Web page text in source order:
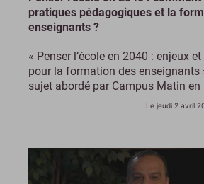
pratiques pédagogiques et la
enseignants ?
« Penser l’école en 2040 : enjeux
pour la formation des enseignants
sujet abordé par Campus Matin en
Le jeudi 2 avril